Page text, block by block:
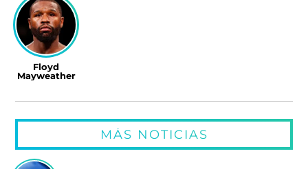
Floyd
Mayweather
MÁS NOTICIAS